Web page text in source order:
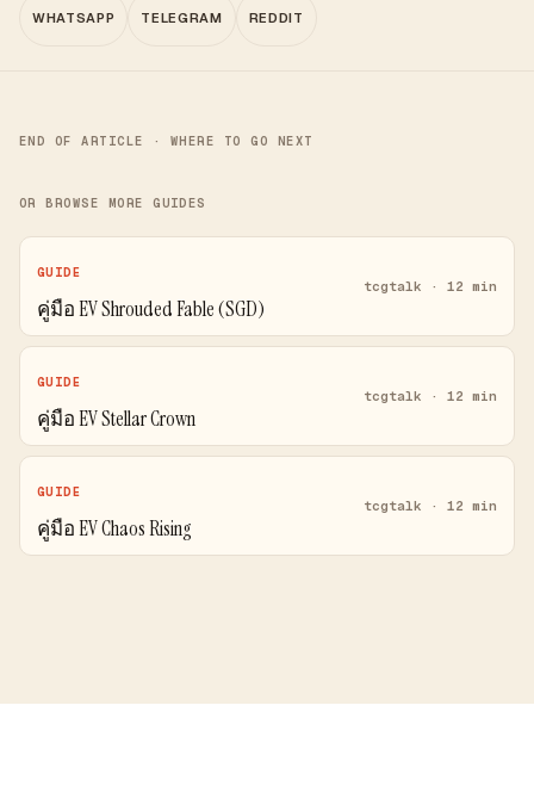
WHATSAPP TELEGRAM REDDIT
END OF ARTICLE · WHERE TO GO NEXT
OR BROWSE MORE GUIDES
GUIDE
คู่มือ EV Shrouded Fable (SGD)
tcgtalk · 12 min
GUIDE
คู่มือ EV Stellar Crown
tcgtalk · 12 min
GUIDE
คู่มือ EV Chaos Rising
tcgtalk · 12 min